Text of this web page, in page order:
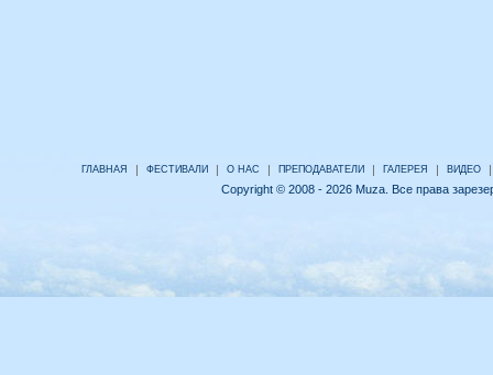
ГЛАВНАЯ | ФЕСТИВАЛИ | О НАС | ПРЕПОДАВАТЕЛИ | ГАЛЕРЕЯ | ВИДЕО
|
Copyright © 2008 - 2026 Muza. Все права